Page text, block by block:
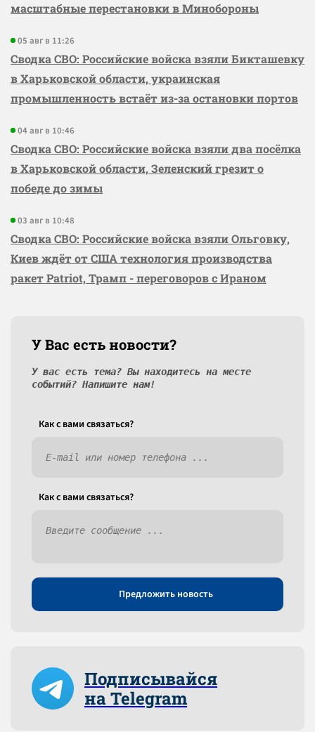
масштабные перестановки в Минобороны
05 авг в 11:26
Сводка СВО: Российские войска взяли Бикташевку
в Харьковской области, украинская
промышленность встаёт из-за остановки портов
04 авг в 10:46
Сводка СВО: Российские войска взяли два посёлка
в Харьковской области, Зеленский грезит о
победе до зимы
03 авг в 10:48
Сводка СВО: Российские войска взяли Ольговку,
Киев ждёт от США технология производства
ракет Patriot, Трамп - переговоров с Ираном
У Вас есть новости?
У вас есть тема? Вы находитесь на месте
событий? Напишите нам!
Как c вами связаться?
Как c вами связаться?
Предложить новость
Подписывайся
на Telegram